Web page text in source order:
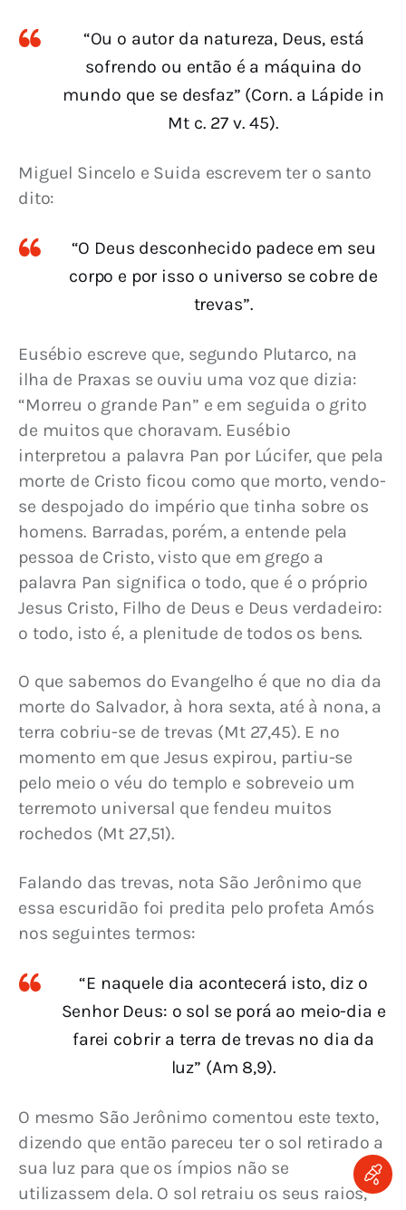
“Ou o autor da natureza, Deus, está
sofrendo ou então é a máquina do
mundo que se desfaz” (Corn. a Lápide in
Mt c. 27 v. 45).
Miguel Sincelo e Suida escrevem ter o santo
dito:
“O Deus desconhecido padece em seu
corpo e por isso o universo se cobre de
trevas”.
Eusébio escreve que, segundo Plutarco, na
ilha de Praxas se ouviu uma voz que dizia:
“Morreu o grande Pan” e em seguida o grito
de muitos que choravam. Eusébio
interpretou a palavra Pan por Lúcifer, que pela
morte de Cristo ficou como que morto, vendo-
se despojado do império que tinha sobre os
homens. Barradas, porém, a entende pela
pessoa de Cristo, visto que em grego a
palavra Pan significa o todo, que é o próprio
Jesus Cristo, Filho de Deus e Deus verdadeiro:
o todo, isto é, a plenitude de todos os bens.
O que sabemos do Evangelho é que no dia da
morte do Salvador, à hora sexta, até à nona, a
terra cobriu-se de trevas (Mt 27,45). E no
momento em que Jesus expirou, partiu-se
pelo meio o véu do templo e sobreveio um
terremoto universal que fendeu muitos
rochedos (Mt 27,51).
Falando das trevas, nota São Jerônimo que
essa escuridão foi predita pelo profeta Amós
nos seguintes termos:
“E naquele dia acontecerá isto, diz o
Senhor Deus: o sol se porá ao meio-dia e
farei cobrir a terra de trevas no dia da
luz” (Am 8,9).
O mesmo São Jerônimo comentou este texto,
dizendo que então pareceu ter o sol retirado a
sua luz para que os ímpios não se
utilizassem dela. O sol retraiu os seus raios,